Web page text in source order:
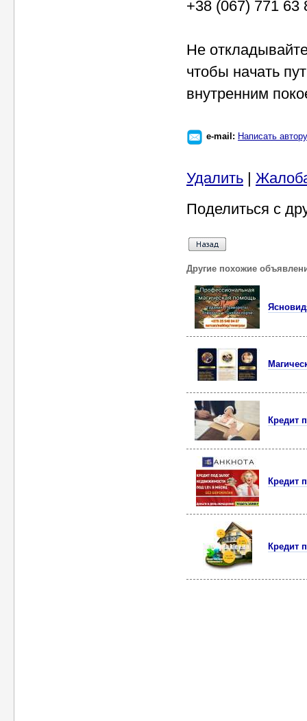
+38 (067) 771 63
Не
чтобы начать
внутренним
e-mail: Написать автору
Удалить |
Поделиться с
Другие похожие
Кредит
Кредит
Кредит